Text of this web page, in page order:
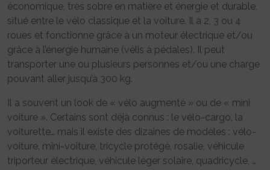
économique, très sobre en matière et énergie et durable,
situé entre le vélo classique et la voiture. Il a 2, 3 ou 4
roues et fonctionne grâce à un moteur électrique et/ou
grâce à l’énergie humaine (vélis à pédales). Il peut
transporter une ou plusieurs personnes et/ou une charge
pouvant aller jusqu’à 300 kg.
Il a souvent un look de « vélo augmenté » ou de « mini
voiture ». Certains sont déjà connus : le vélo-cargo, la
voiturette… mais il existe des dizaines de modèles : vélo-
voiture, mini-voiture, tricycle protégé, rosalie, véhicule
triporteur électrique, véhicule léger solaire, quadricycle, …